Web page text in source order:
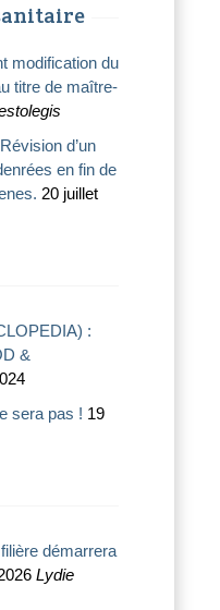
modification du
titre de maître-
d’un
en fin de
20 juillet
:
&
sera pas ! 19
démarrera
Lydie